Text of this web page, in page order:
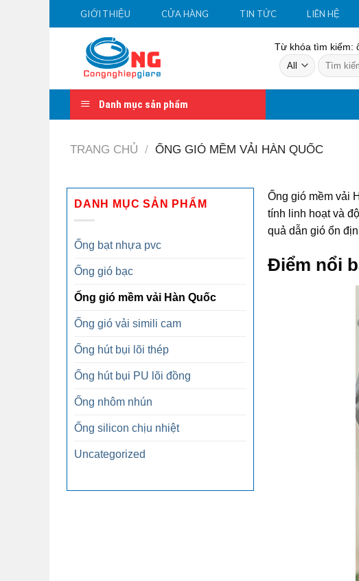
to
GIỚI THIỆU CỬA HÀNG TIN TỨC LIÊN HỆ
Từ khóa tìm kiếm:
Tìm
kiếm:
Danh mục sản phẩm
TRANG CHỦ / ỐNG GIÓ MỀM VẢI HÀN QUỐC
DANH MỤC SẢN PHẨM
Ống bạt nhựa pvc
Ống gió bạc
Ống gió mềm vải Hàn Quốc
Ống gió vải simili cam
Ống hút bụi lõi thép
Ống hút bụi PU lõi đồng
Ống nhôm nhún
Ống silicon chịu nhiệt
Uncategorized
Ống gió mềm vải
tính linh hoạt và
quả dẫn gió ổn
Điểm nổi